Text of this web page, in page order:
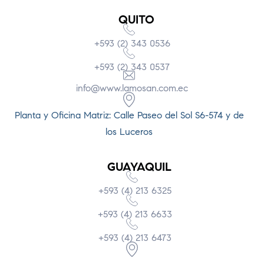
QUITO
+593 (2) 343 0536
+593 (2) 343 0537
info@www.lamosan.com.ec
Planta y Oficina Matriz: Calle Paseo del Sol S6-574 y de
los Luceros
GUAYAQUIL
+593 (4) 213 6325
+593 (4) 213 6633
+593 (4) 213 6473